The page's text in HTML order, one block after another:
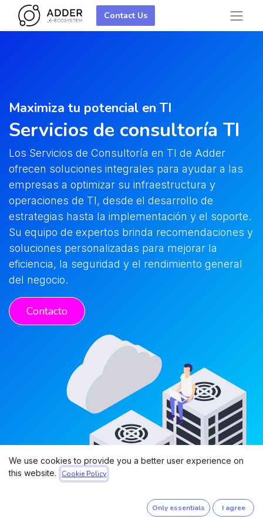
Contact Us
Maximiza tu potencial en TI
Servicios de consultoría TI
Los Servicios de Consultoría en TI de Adder
ofrecen soluciones integrales para ayudar a las
empresas a optimizar su infraestructura y
operaciones de TI, desde el desarrollo de
estrategias hasta la implementación y el soporte.
Su equipo de expertos brinda recomendaciones y
soluciones personalizadas para mejorar la
eficiencia, la seguridad y el rendimiento general
del negocio.
Contacto
We use cookies to provide you a better user experience on
this website.
Cookie Policy
Only essentials I agree